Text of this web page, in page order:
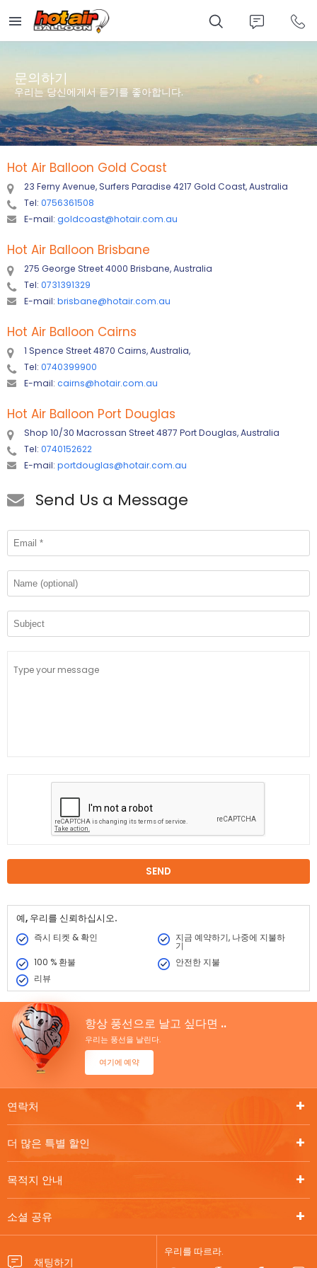
main
content
문의하기
우리는 당신에게서 듣기를 좋아합니다.
Hot Air Balloon Gold Coast
23 Ferny Avenue, Surfers Paradise 4217 Gold Coast, Australia
Tel: 0756361508
E-mail: goldcoast@hotair.com.au
Hot Air Balloon Brisbane
275 George Street 4000 Brisbane, Australia
Tel: 0731391329
E-mail: brisbane@hotair.com.au
Hot Air Balloon Cairns
1 Spence Street 4870 Cairns, Australia,
Tel: 0740399900
E-mail: cairns@hotair.com.au
Hot Air Balloon Port Douglas
Shop 10/30 Macrossan Street 4877 Port Douglas, Australia
Tel: 0740152622
E-mail: portdouglas@hotair.com.au
Send Us a Message
예, 우리를 신뢰하십시오.
즉시 티켓 & 확인 지금 예약하기, 나중에 지불하
기
100 % 환불
안전한 지불
리뷰
항상 풍선으로 날고 싶다면 ..
우리는 풍선을 날린다.
여기에 예약
더 많은 특별 할인
목적지 안내
소셜 공유
연락처
우리를 따르라.